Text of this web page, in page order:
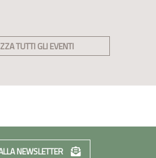
TUTTI GLI EVENTI
NEWSLETTER